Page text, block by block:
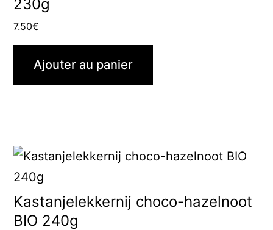
230g
7.50€
Ajouter au panier
Kastanjelekkernij choco-hazelnoot
BIO 240g